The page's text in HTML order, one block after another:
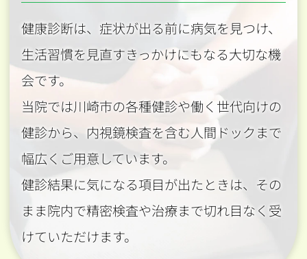
健康診断は、症状が出る前に病気を見つけ、
生活習慣を見直すきっかけにもなる大切な機
会です。
当院では川崎市の各種健診や働く世代向けの
健診から、内視鏡検査を含む人間ドックまで
幅広くご用意しています。
健診結果に気になる項目が出たときは、その
まま院内で精密検査や治療まで切れ目なく受
けていただけます。